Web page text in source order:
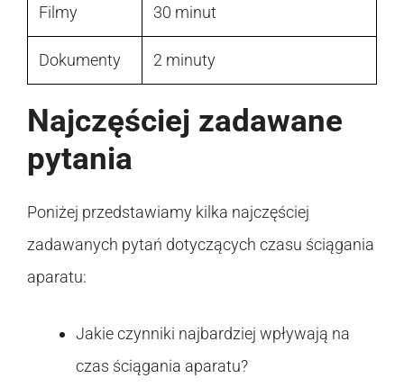
Filmy 30 minut
Dokumenty 2 minuty
Najczęściej zadawane
pytania
Poniżej przedstawiamy kilka najczęściej
zadawanych pytań dotyczących czasu ściągania
aparatu:
Jakie czynniki najbardziej wpływają na
czas ściągania aparatu?